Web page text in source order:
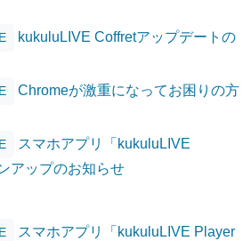
kukuluLIVE Coffretアップデートの
Chromeが激重になってお困りの方
スマホアプリ「kukuluLIVE
アップのお知らせ
スマホアプリ「kukuluLIVE Player